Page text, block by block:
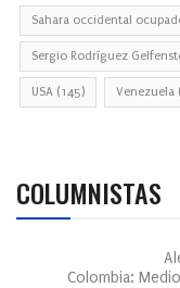
Sahara occidental
Sergio Rodríguez
USA (145) Venezuela
COLUMNISTAS
Colombia: